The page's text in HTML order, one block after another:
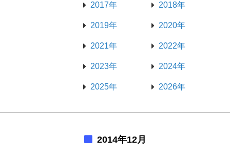
2017年 2018年
2019年 2020年
2021年 2022年
2023年 2024年
2025年 2026年
2014年12月